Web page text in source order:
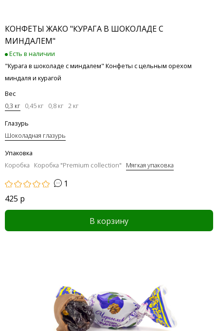
КОНФЕТЫ ЖАКО "КУРАГА В ШОКОЛАДЕ С
МИНДАЛЕМ"
Есть в наличии
"Курага в шоколаде с миндалем" Конфеты с цельным орехом
миндаля и курагой
Вес
0,3 кг 0,45 кг 0,8 кг
2 кг
Глазурь
Шоколадная глазурь
Упаковка
Коробка
Коробка "Premium collection" Мягкая упаковка
1
425 р
В корзину